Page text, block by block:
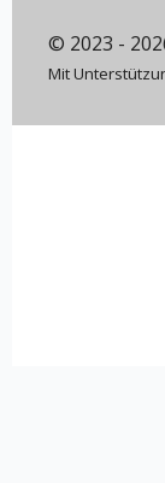
© 2023 -
Mit